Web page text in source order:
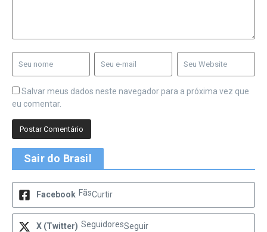
Salvar meus dados neste navegador para a próxima vez que
eu comentar.
Sair do Brasil
Facebook FãsCurtir
X (Twitter) SeguidoresSeguir